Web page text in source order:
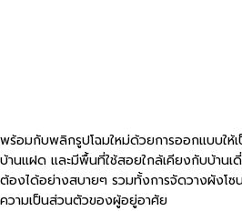
พร้อมกับพลิกรูปโฉมใหม่ด้วยการออกแบบใ
บ้านแฝด และมีพื้นที่ใช้สอยใกล้เคียงกับบ้านเ
ต้องได้อย่างสบายๆ รวมทั้งการจัดวางผังโ
ความเป็นส่วนตัวของผู้อยู่อาศัย